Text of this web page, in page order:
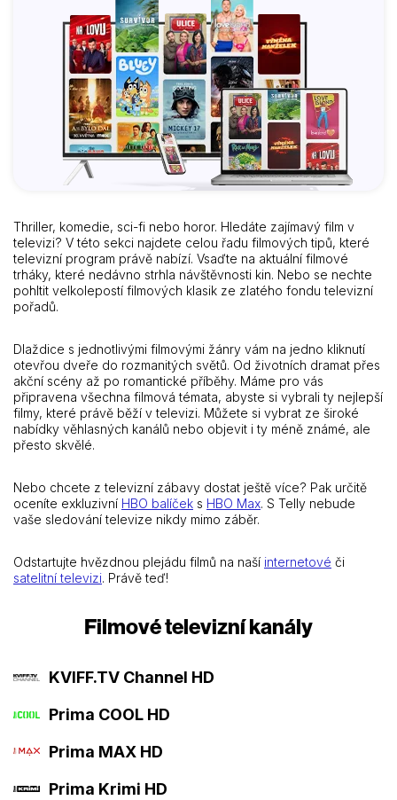
Thriller, komedie, sci-fi nebo horor. Hledáte zajímavý film v
televizi? V této sekci najdete celou řadu filmových tipů, které
televizní program právě nabízí. Vsaďte na aktuální filmové
trháky, které nedávno strhla návštěvnosti kin. Nebo se nechte
pohltit velkolepostí filmových klasik ze zlatého fondu televizní
pořadů.
Dlaždice s jednotlivými filmovými žánry vám na jedno kliknutí
otevřou dveře do rozmanitých světů. Od životních dramat přes
akční scény až po romantické příběhy. Máme pro vás
připravena všechna filmová témata, abyste si vybrali ty nejlepší
filmy, které právě běží v televizi. Můžete si vybrat ze široké
nabídky věhlasných kanálů nebo objevit i ty méně známé, ale
přesto skvělé.
Nebo chcete z televizní zábavy dostat ještě více? Pak určitě
oceníte exkluzivní HBO balíček s HBO Max. S Telly nebude
vaše sledování televize nikdy mimo záběr.
Odstartujte hvězdnou plejádu filmů na naší internetové či
satelitní televizi. Právě teď!
Filmové televizní kanály
KVIFF.TV Channel HD
Prima COOL HD
Prima MAX HD
Prima Krimi HD